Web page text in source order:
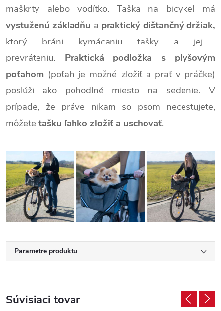
maškrty alebo vodítko. Taška na bicykel má
vystuženú základňu a praktický dištančný držiak,
ktorý bráni kymácaniu tašky a jej
prevráteniu. Praktická podložka s plyšovým
poťahom (poťah je možné zložiť a prať v práčke)
poslúži ako pohodlné miesto na sedenie. V
prípade, že práve nikam so psom necestujete,
môžete tašku ľahko zložiť a uschovať.
Parametre produktu
Súvisiaci tovar